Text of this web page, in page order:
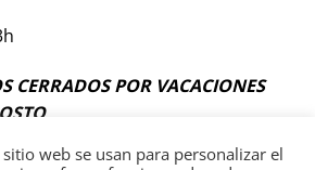
CERRADOS POR VACACIONES
web se usan para personalizar el